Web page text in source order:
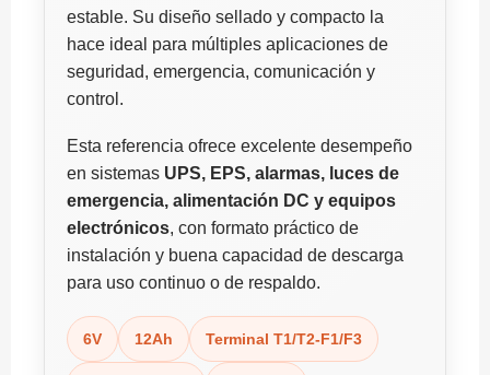
estable. Su diseño sellado y compacto la
hace ideal para múltiples aplicaciones de
seguridad, emergencia, comunicación y
control.
Esta referencia ofrece excelente desempeño
en sistemas UPS, EPS, alarmas, luces de
emergencia, alimentación DC y equipos
electrónicos, con formato práctico de
instalación y buena capacidad de descarga
para uso continuo o de respaldo.
6V 12Ah Terminal T1/T2-F1/F3